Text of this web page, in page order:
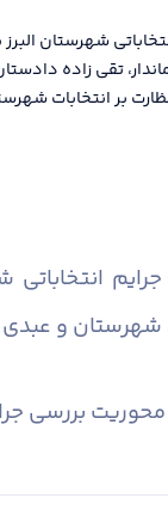
شهرستان
تقی زاده
انتخابات شهرستان
و عبدی
بررسی